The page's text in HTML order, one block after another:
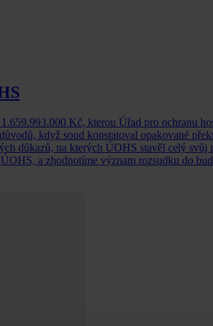
Kč, kterou Úřad pro ochranu
když soud konstatoval opakované
důkazů, na kterých ÚOHS stavěl celý
a zhodnotíme význam rozsudku do